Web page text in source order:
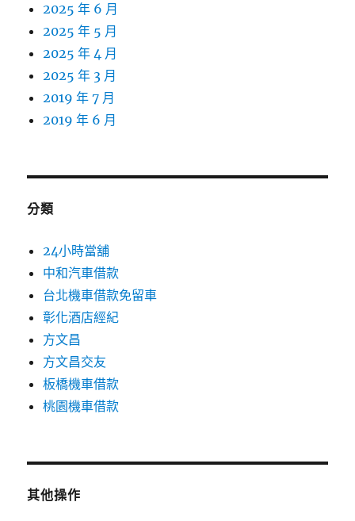
2025 年 6 月
2025 年 5 月
2025 年 4 月
2025 年 3 月
2019 年 7 月
2019 年 6 月
分類
24小時當舖
中和汽車借款
台北機車借款免留車
彰化酒店經紀
方文昌
方文昌交友
板橋機車借款
桃園機車借款
其他操作